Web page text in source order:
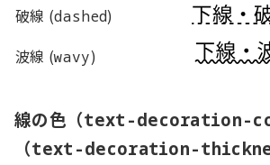
破線 (dashed)
波線 (wavy)
線の色（text-decoration-
（text-decoration-